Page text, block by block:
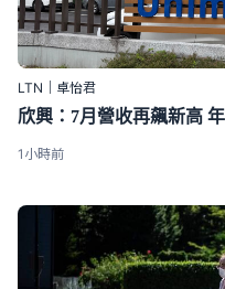
LTN｜卓怡君
欣興：7月營收再飆新高
1小時前